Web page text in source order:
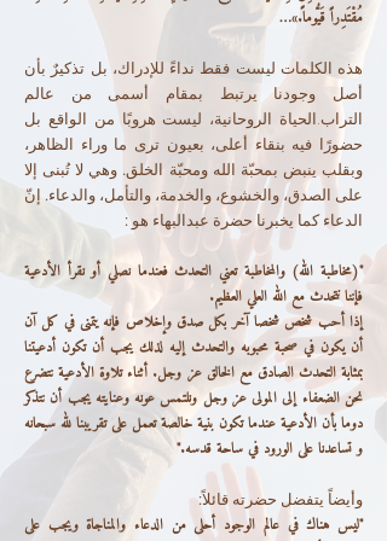
مُقْتَدِراً قَيُّوماً.»…
هذه الكلمات ليست فقط نداءً للإدراك، بل تذكيرٌ بأن
أصل وجودنا يرتبط بمقام أسمى من عالم
التراب.الحياة الروحانية، ليست هروبًا من الواقع بل
حضورًا فيه بنقاء أعلى، بعيون ترى ما وراء الظاهر،
وبقلب ينبض بمحبّة الله ومحبّة الخلق. وهي لا تُبنى إلا
على الصدق، والخشوع، والخدمة، والتأمل، والدعاء. إنّ
الدعاء كما يخبرنا حضرة عبدالبهاء هو:
"(مخاطبة الله) والمخاطبة تعني التحدث فعندما نصلي أو نقرأ الأدعية
فإننا نتحدث مع الله العلي العظيم.
إذا أحب شخص شخصا آخر بكل صدق وإخلاص فإنه يتمنى في كل آن
أن يكون في صحبة محبوبه والتحدث إليه لذلك يجب أن تكون أدعيتنا
بمثابة التحدث الصادق مع الخالق عز وجل. أثناء تلاوة الأدعية نتضرع
نحن الضعفاء إلى المولى عز وجل ونلتمس عونه وعنايته يجب أن نتذكر
دوما بأن الأدعية عندما تكون بنية خالصة تعمل على تقريبنا لله سبحانه
و تساعدنا على الورود في ساحة قدسه."
وأيضاً يتفضل حضرته قائلاً:
"ليس هناك في عالم الوجود أحلى من الدعاء والمناجاة ويجب على